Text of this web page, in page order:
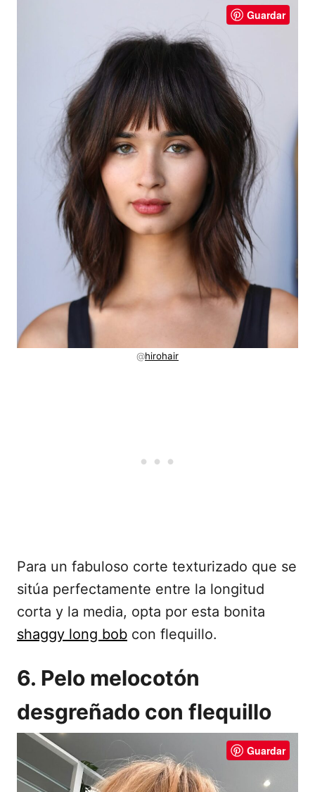
Guardar
@hirohair
Para un fabuloso corte texturizado que se
sitúa perfectamente entre la longitud
corta y la media, opta por esta bonita
shaggy long bob con flequillo.
6. Pelo melocotón
desgreñado con flequillo
Guardar